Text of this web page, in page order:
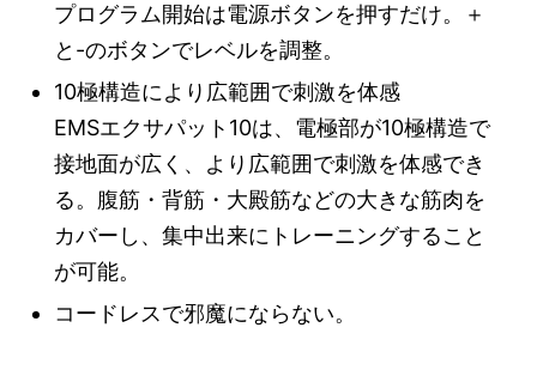
プログラム開始は電源ボタンを押すだけ。＋
と-のボタンでレベルを調整。
10極構造により広範囲で刺激を体感
EMSエクサパット10は、電極部が10極構造で
接地面が広く、より広範囲で刺激を体感でき
る。腹筋・背筋・大殿筋などの大きな筋肉を
カバーし、集中出来にトレーニングすること
が可能。
コードレスで邪魔にならない。